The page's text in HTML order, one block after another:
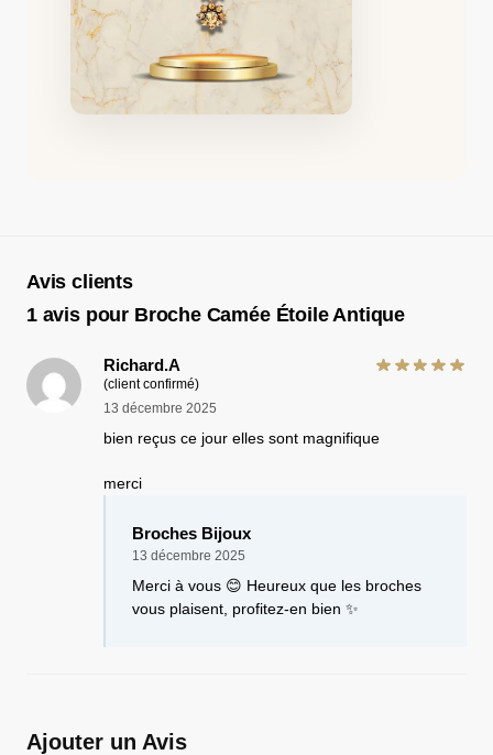
Avis clients
1 avis pour Broche Camée Étoile Antique
Richard.A
(client confirmé)
13 décembre 2025
bien reçus ce jour elles sont magnifique
merci
Broches Bijoux
13 décembre 2025
Merci à vous 😊 Heureux que les broches
vous plaisent, profitez-en bien ✨
Ajouter un Avis